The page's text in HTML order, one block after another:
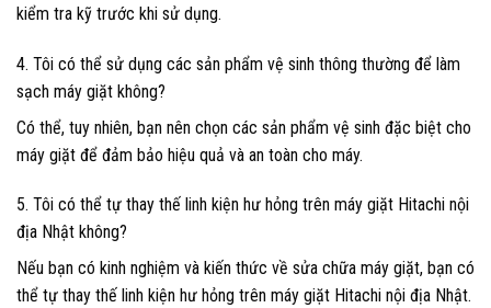
kiểm tra kỹ trước khi sử dụng.
4. Tôi có thể sử dụng các sản phẩm vệ sinh thông thường để làm
sạch máy giặt không?
Có thể, tuy nhiên, bạn nên chọn các sản phẩm vệ sinh đặc biệt cho
máy giặt để đảm bảo hiệu quả và an toàn cho máy.
5. Tôi có thể tự thay thế linh kiện hư hỏng trên máy giặt Hitachi nội
địa Nhật không?
Nếu bạn có kinh nghiệm và kiến thức về sửa chữa máy giặt, bạn có
thể tự thay thế linh kiện hư hỏng trên máy giặt Hitachi nội địa Nhật.